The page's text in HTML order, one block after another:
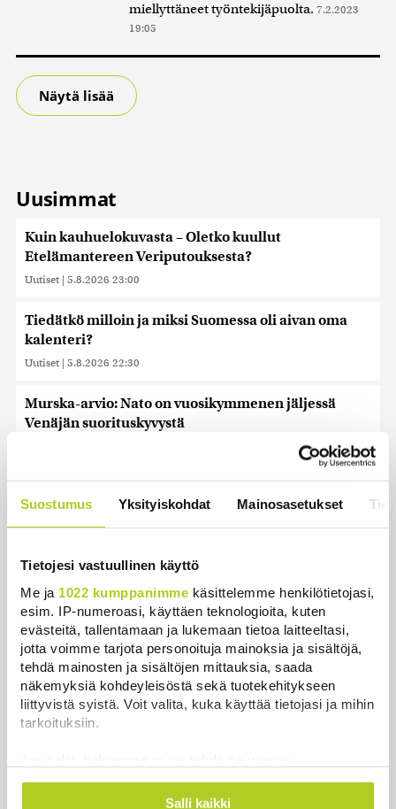
Suostumus Yksityiskohdat Mainosasetukset
Tietojesi vastuullinen käyttö
Me ja 1022 kumppanimme käsittelemme henkilötietojasi,
esim. IP-numeroasi, käyttäen teknologioita, kuten
evästeitä, tallentamaan ja lukemaan tietoa laitteeltasi,
jotta voimme tarjota personoituja mainoksia ja sisältöjä,
tehdä mainosten ja sisältöjen mittauksia, saada
näkemyksiä kohdeyleisöstä sekä tuotekehitykseen
liittyvistä syistä. Voit valita, kuka käyttää tietojasi ja mihin
tarkoituksiin.
Kerätä tietoja maantieteellisestä sijainnistasi,
mahdollisesti muutaman metrin tarkkuudella
Salli kaikki
miellyttäneet työntekijäpuolta. 7.2.2023
19:05
Näytä lisää
Uusimmat
Kuin kauhuelokuvasta – Oletko kuullut
Etelämantereen Veriputouksesta?
Uutiset | 5.8.2026 23:00
Tiedätkö milloin ja miksi Suomessa oli aivan oma
kalenteri?
Uutiset | 5.8.2026 22:30
Murska-arvio: Nato on vuosikymmenen jäljessä
Venäjän suorituskyvystä
Reuters: FBI aloitti yhteistyön Kiinan ja Venäjän
kanssa, kriitikot huolissaan – ”Loistava peiterooli”
Uutiset | 5.8.2026 22:07
Nämä ihmiset sairastuvat muita herkemmin sydän-
ja verisuonitauteihin, sanoo tutkimus
Uutiset 5.8.2026 22:01
Oletko ihmetellyt peilejä ikkunankarmeissa?
Tällainen oli 1800-luvun ”sosiaalinen media”
| 5.8.2026 21:45
Uutiset | 5.8.2026 21:41